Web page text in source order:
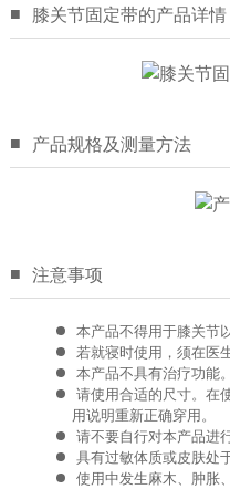
■ 膝关节固定带的产品详情
■ 产品规格及测量方法
■ 注意事项
本产品不得用于膝关节
若就寝时使用，须在医
本产品不具有治疗功能
请使用合适的尺寸。在
用说明重新正确穿用。
请不要自行对本产品进
具有过敏体质或皮肤处
使用中发生麻木、肿胀